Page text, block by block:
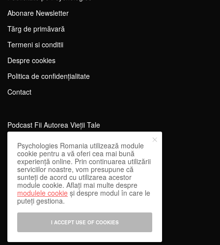
Abonare Newsletter
Tărg de primăvară
Termeni si conditii
Despre cookies
Politica de confidențialitate
Contact
Podcast Fii Autorea Vieții Tale
Evenimente Fii Autoarea Vieții Tale!
SportEdu
Antrenament Mental pentru Sportivi
Learning Network
WEnough
Reward & Engage
Psychologies Romania utilizează module
cookie pentru a vă oferi cea mai bună
experiență online. Prin continuarea utilizării
serviciilor noastre, vom presupune că
sunteți de acord cu utilizarea acestor
module cookie. Aflați mai multe despre
modulele cookie și despre modul în care le
puteți gestiona.
I ACCEPT USE OF COOKIES